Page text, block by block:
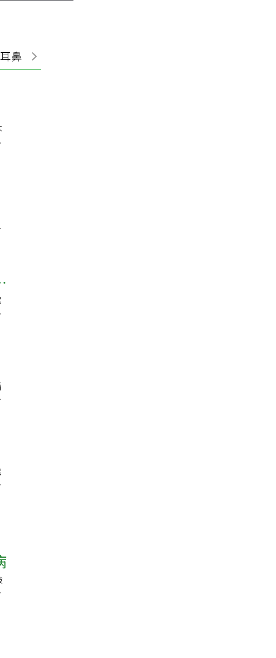
耳鼻喉